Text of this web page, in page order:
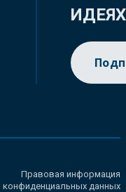
ИДЕЯХ
Правовая информация
данных